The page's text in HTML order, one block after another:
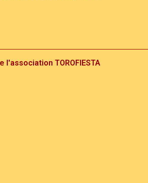
l'association TOROFIESTA